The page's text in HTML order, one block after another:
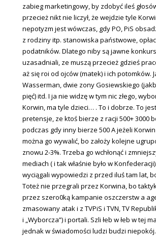
zabieg marketingowy, by zdobyć ileś
przecież nikt nie liczył, że wejdzie tyle
nepotyzm jest wówczas, gdy PO, PiS
z rodziny itp. stanowiska państwowe,
podatników. Dlatego niby są jawne
uzasadniali, ze muszą przecież gdzieś
aż się roi od ojców (matek) i ich potomków.
Wasserman, dwie zony Gosiewskiego
pięć) itd. I ja nie widzę w tym nic złego,
Korwin, ma tyle dzieci… . To i dobrze. To
pretensje, ze ktoś bierze z racji 500+ 3000
podczas gdy inny bierze 500 A jeżeli
można go wywalić, bo założy kolejne
znowu 2-3%. Trzeba go wchłonąć i
mediach ( i tak właśnie było w
wyciągali wypowiedzi z przed iluś tam lat,
Toteż nie przegrali przez Korwina, bo
przez szero0ką kampanie oszczerstw a
zmasowany atak i z TVPiS i TVN, TV
i „Wyborcza”) i portali. Szli łeb w łeb w tej
jednak w świadomości ludzi budzi niepokój.